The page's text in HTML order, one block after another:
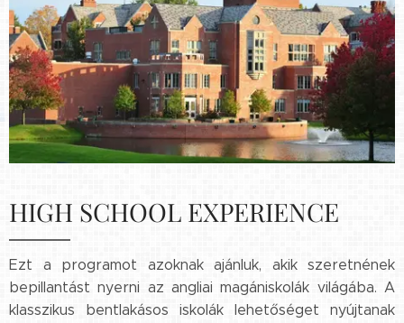
HIGH SCHOOL EXPERIENCE
Ezt a programot azoknak ajánluk, akik szeretnének
bepillantást nyerni az angliai magániskolák világába. A
klasszikus bentlakásos iskolák lehetőséget nyújtanak